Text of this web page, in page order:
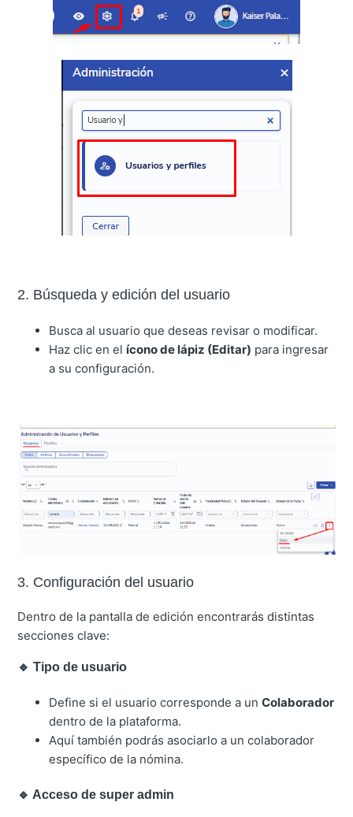
2. Búsqueda y edición del usuario
Busca al usuario que deseas revisar o modificar.
Haz clic en el ícono de lápiz (Editar) para ingresar
a su configuración.
3. Configuración del usuario
Dentro de la pantalla de edición encontrarás distintas
secciones clave:
🔹 Tipo de usuario
Define si el usuario corresponde a unColaborador
dentro de la plataforma.
Aquí también podrás asociarlo a un colaborador
específico de la nómina.
🔹 Acceso de super admin